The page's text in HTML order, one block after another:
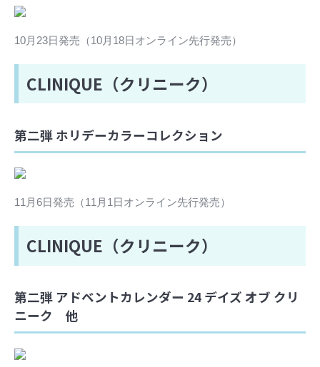
10月23日発売（10月18日オンライン先行発売）
CLINIQUE（クリニーク）
第二弾 ホリデーカラーコレクション
11月6日発売（11月1日オンライン先行発売）
CLINIQUE（クリニーク）
第二弾 アドベントカレンダー 24 デイズ オブ クリ
ニーク 他